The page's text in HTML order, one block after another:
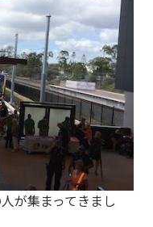
が集まってきまし